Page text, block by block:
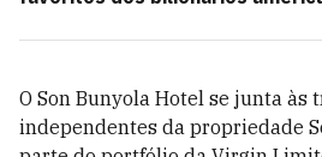
O Son Bunyola Hotel se junta às
independentes da propriedade